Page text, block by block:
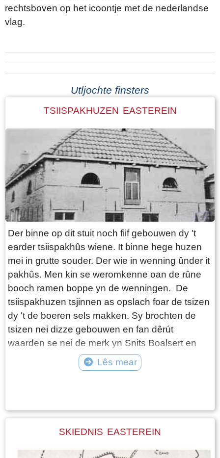
rechtsboven op het icoontje met de nederlandse
vlag.
Utljochte finsters
TSIISPAKHUZEN EASTEREIN
Der binne op dit stuit noch fiif gebouwen dy 't
earder tsiispakhûs wiene. It binne hege huzen
mei in grutte souder. Der wie in wenning ûnder it
pakhûs. Men kin se weromkenne oan de rûne
booch ramen boppe yn de wenningen. De
tsiispakhuzen tsjinnen as opslach foar de tsizen
dy 't de boeren sels makken. Sy brochten de
tsizen nei dizze gebouwen en fan dêrút
waarden se nei de merk yn Snits Boalsert en
Ljouwert brocht. De pakhuzen stiene allegearre
oan it wetter, it ferfier gie yn dy tiid fia it wetter.
dit tiidrek.
Lês mear
SKIEDNIS EASTEREIN